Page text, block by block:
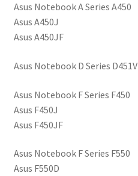
Asus Notebook A Series A450
Asus A450J
Asus A450JF
Asus Notebook D Series D451V
Asus Notebook F Series F450
Asus F450J
Asus F450JF
Asus Notebook F Series F550
Asus F550D